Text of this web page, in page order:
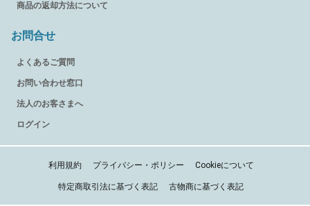
商品の返却方法について
お問合せ
よくあるご質問
お問い合わせ窓口
法人のお客さまへ
ログイン
利用規約 プライバシー・ポリシー Cookieについて
特定商取引法に基づく表記 古物商に基づく表記